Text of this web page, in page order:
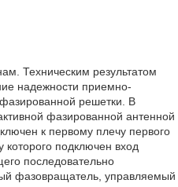
Техническим результатом
надежности приемно-
решетки. В
фазированной антенной
к первому плечу первого
которого подключен вход
последовательно
фазовращатель, управляемый